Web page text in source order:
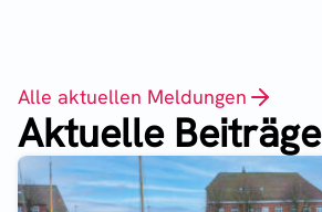
Alle aktuellen Meldungen
Aktuelle Beiträge